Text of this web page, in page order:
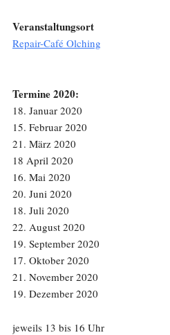
Veranstaltungsort
Repair-Café Olching
Termine 2020:
18. Januar 2020
15. Februar 2020
21. März 2020
18 April 2020
16. Mai 2020
20. Juni 2020
18. Juli 2020
22. August 2020
19. September 2020
17. Oktober 2020
21. November 2020
19. Dezember 2020
jeweils 13 bis 16 Uhr